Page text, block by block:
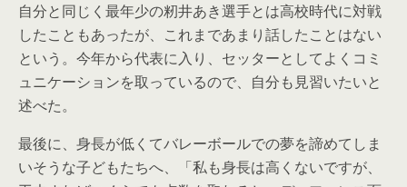
自分と同じく最年少の籾井あき選手とは高校時代に対戦
したこともあったが、これまであまり話したことはない
という。今年から代表に入り、セッターとしてよくコミ
ュニケーションを取っているので、自分も見習いたいと
述べた。
最後に、身長が低くてバレーボールでの夢を諦めてしま
いそうな子どもたちへ、「私も身長は高くないですが、